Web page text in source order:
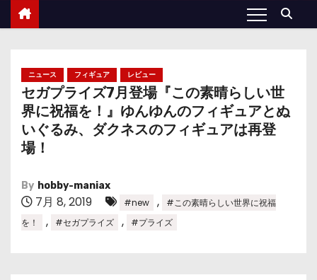
ニュース フィギュア レビュー
セガプライズ7月登場『この素晴らしい世
界に祝福を！』ゆんゆんのフィギュアとぬ
いぐるみ、ダクネスのフィギュアは再登
場！
By hobby-maniax
7月 8, 2019 #new ,
#この素晴らしい世界に祝福
を！
, #セガプライズ , #プライズ